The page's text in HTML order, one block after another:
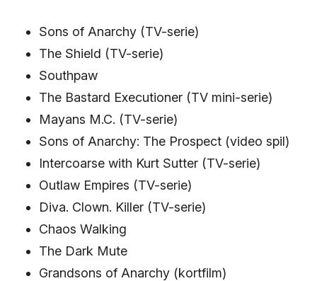
Sons of Anarchy (TV-serie)
The Shield (TV-serie)
Southpaw
The Bastard Executioner (TV mini-serie)
Mayans M.C. (TV-serie)
Sons of Anarchy: The Prospect (video spil)
Intercoarse with Kurt Sutter (TV-serie)
Outlaw Empires (TV-serie)
Diva. Clown. Killer (TV-serie)
Chaos Walking
The Dark Mute
Grandsons of Anarchy (kortfilm)